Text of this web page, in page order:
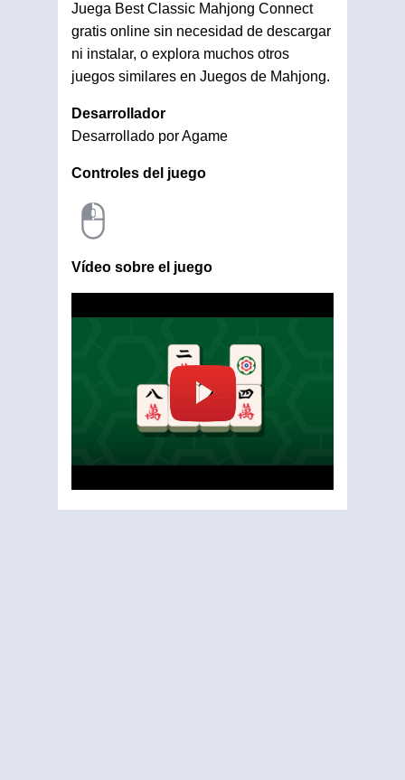
Juega Best Classic Mahjong Connect
gratis online sin necesidad de descargar
ni instalar, o explora muchos otros
juegos similares en Juegos de Mahjong.
Desarrollador
Desarrollado por Agame
Controles del juego
Vídeo sobre el juego